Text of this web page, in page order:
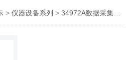
> 仪器设备系列 > 34972A数据采集器维修